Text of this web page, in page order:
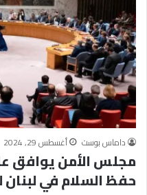
داماس بوست أغسطس 29, 2024
مجلس الأمن يوافق
حفظ السلام في لبنان